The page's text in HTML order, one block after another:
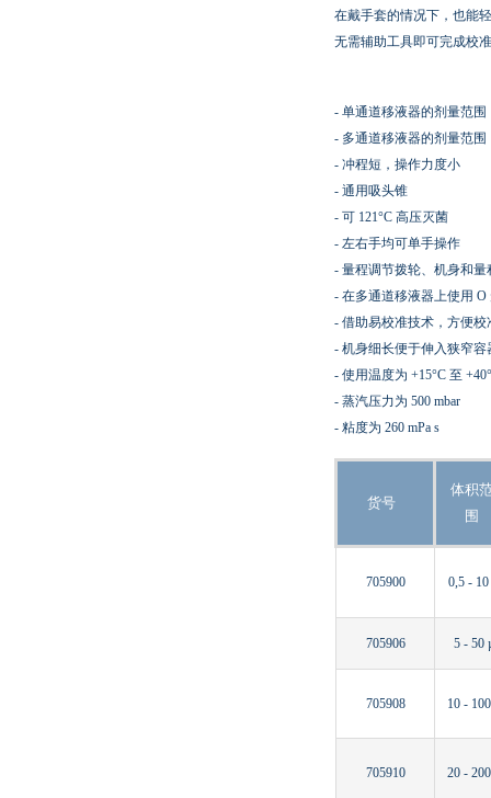
在戴手套的情况下，也能
无需辅助工具即可完成校
- 单通道移液器的剂量范围
- 多通道移液器的剂量范围
- 冲程短，操作力度小
- 通用吸头锥
- 可 121°C 高压灭菌
- 左右手均可单手操作
- 量程调节拨轮、机身和
- 在多通道移液器上使用
- 借助易校准技术，方便
- 机身细长便于伸入狭窄
- 使用温度为 +15°C 至
- 蒸汽压力为 500 mbar
- 粘度为 260 mPa s
货号
体积
围
705900 0,5 -
705906 5 - 50
705908 10 -
705910 20 -